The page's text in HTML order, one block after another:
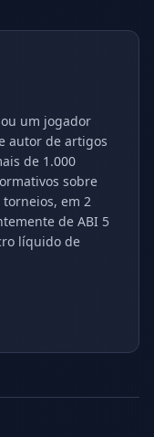
um jogador
autor de artigos
de 1.000
sobre
em 2
de ABI 5
líquido de